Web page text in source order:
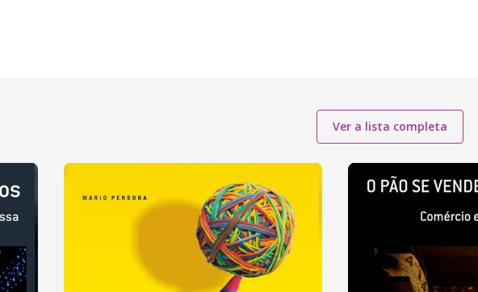
Ver a lista completa